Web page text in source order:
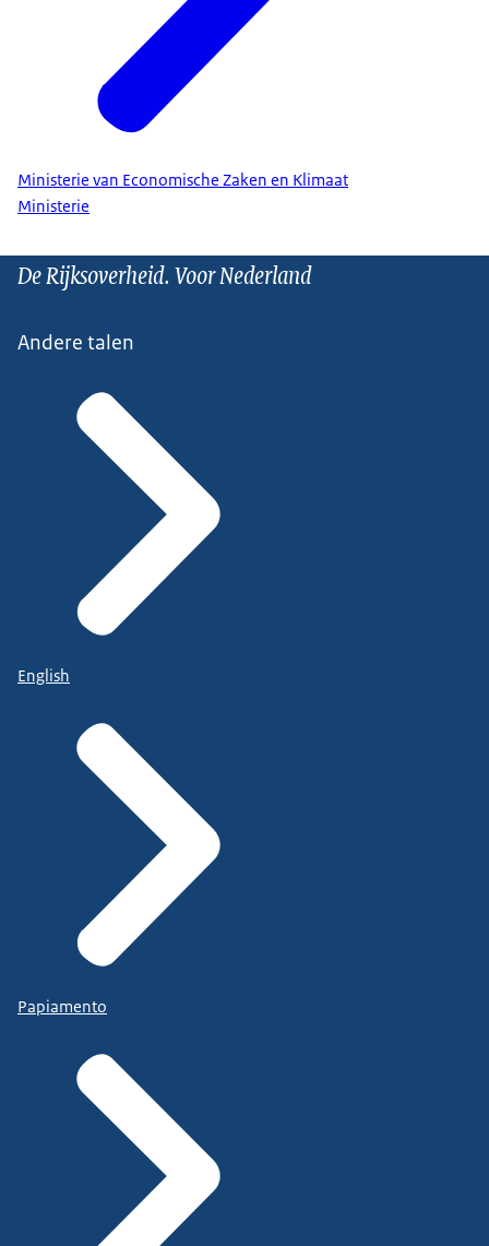
Ministerie van Economische Zaken en Klimaat
Ministerie
De Rijksoverheid. Voor Nederland
Andere talen
English
Papiamento